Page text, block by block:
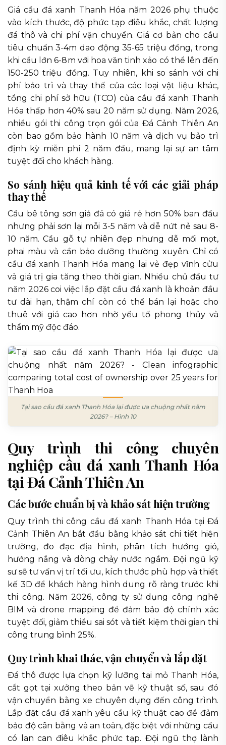
Giá cầu đá xanh Thanh Hóa năm 2026 phụ thuộc
vào kích thước, độ phức tạp điêu khắc, chất lượng
đá thô và chi phí vận chuyển. Giá cơ bản cho cầu
tiêu chuẩn 3-4m dao động 35-65 triệu đồng, trong
khi cầu lớn 6-8m với hoa văn tinh xảo có thể lên đến
150-250 triệu đồng. Tuy nhiên, khi so sánh với chi
phí bảo trì và thay thế của các loại vật liệu khác,
tổng chi phí sở hữu (TCO) của cầu đá xanh Thanh
Hóa thấp hơn 40% sau 20 năm sử dụng. Năm 2026,
nhiều gói thi công trọn gói của Đá Cảnh Thiên An
còn bao gồm bảo hành 10 năm và dịch vụ bảo trì
định kỳ miễn phí 2 năm đầu, mang lại sự an tâm
tuyệt đối cho khách hàng.
So sánh hiệu quả kinh tế với các giải pháp
thay thế
Cầu bê tông sơn giả đá có giá rẻ hơn 50% ban đầu
nhưng phải sơn lại mỗi 3-5 năm và dễ nứt nẻ sau 8-
10 năm. Cầu gỗ tự nhiên đẹp nhưng dễ mối mọt,
phai màu và cần bảo dưỡng thường xuyên. Chỉ có
cầu đá xanh Thanh Hóa mang lại vẻ đẹp vĩnh cửu
và giá trị gia tăng theo thời gian. Nhiều chủ đầu tư
năm 2026 coi việc lắp đặt cầu đá xanh là khoản đầu
tư dài hạn, thậm chí còn có thể bán lại hoặc cho
thuê với giá cao hơn nhờ yếu tố phong thủy và
thẩm mỹ độc đáo.
Tại sao cầu đá xanh Thanh Hóa lại được ưa chuộng nhất năm
2026? – Hình 10
Quy trình thi công chuyên
nghiệp cầu đá xanh Thanh Hóa
tại Đá Cảnh Thiên An
Các bước chuẩn bị và khảo sát hiện trường
Quy trình thi công cầu đá xanh Thanh Hóa tại Đá
Cảnh Thiên An bắt đầu bằng khảo sát chi tiết hiện
trường, đo đạc địa hình, phân tích hướng gió,
hướng nắng và dòng chảy nước ngầm. Đội ngũ kỹ
sư sẽ tư vấn vị trí tối ưu, kích thước phù hợp và thiết
kế 3D để khách hàng hình dung rõ ràng trước khi
thi công. Năm 2026, công ty sử dụng công nghệ
BIM và drone mapping để đảm bảo độ chính xác
tuyệt đối, giảm thiểu sai sót và tiết kiệm thời gian thi
công trung bình 25%.
Quy trình khai thác, vận chuyển và lắp đặt
Đá thô được lựa chọn kỹ lưỡng tại mỏ Thanh Hóa,
cắt gọt tại xưởng theo bản vẽ kỹ thuật số, sau đó
vận chuyển bằng xe chuyên dụng đến công trình.
Lắp đặt cầu đá xanh yêu cầu kỹ thuật cao để đảm
bảo độ cân bằng và an toàn, đặc biệt với những cầu
có lan can điêu khắc phức tạp. Đội ngũ thợ lành